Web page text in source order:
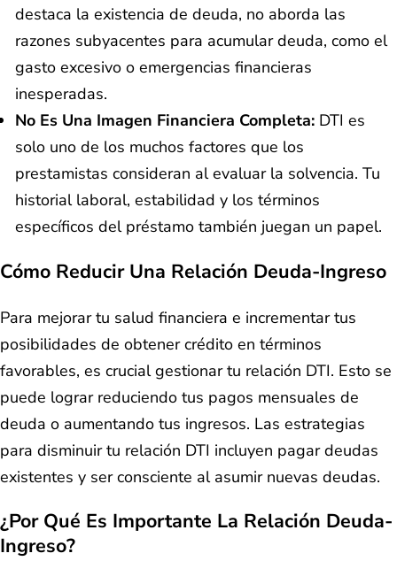
destaca la existencia de deuda, no aborda las
razones subyacentes para acumular deuda, como el
gasto excesivo o emergencias financieras
inesperadas.
No Es Una Imagen Financiera Completa: DTI es
solo uno de los muchos factores que los
prestamistas consideran al evaluar la solvencia. Tu
historial laboral, estabilidad y los términos
específicos del préstamo también juegan un papel.
Cómo Reducir Una Relación Deuda-Ingreso
Para mejorar tu salud financiera e incrementar tus
posibilidades de obtener crédito en términos
favorables, es crucial gestionar tu relación DTI. Esto se
puede lograr reduciendo tus pagos mensuales de
deuda o aumentando tus ingresos. Las estrategias
para disminuir tu relación DTI incluyen pagar deudas
existentes y ser consciente al asumir nuevas deudas.
¿Por Qué Es Importante La Relación Deuda-
Ingreso?